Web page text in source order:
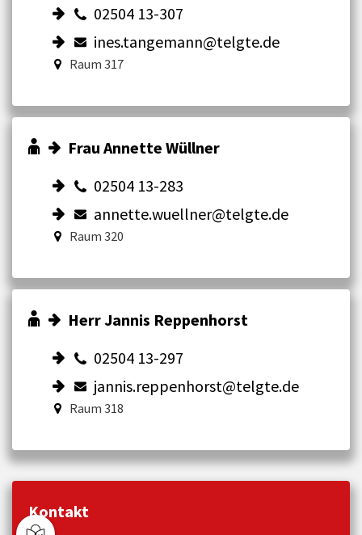
02504 13-307
ines.tangemann@telgte.de
Raum 317
Frau Annette Wüllner
02504 13-283
annette.wuellner@telgte.de
Raum 320
Herr Jannis Reppenhorst
02504 13-297
jannis.reppenhorst@telgte.de
Raum 318
Kontakt